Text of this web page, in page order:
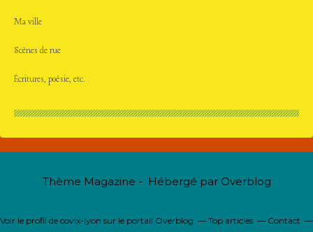
Ma ville
Scènes de rue
Écritures, poésie, etc.
Thème Magazine - Hébergé par Overblog
Voir le profil de covix-lyon sur le portail Overblog Top articles Contact